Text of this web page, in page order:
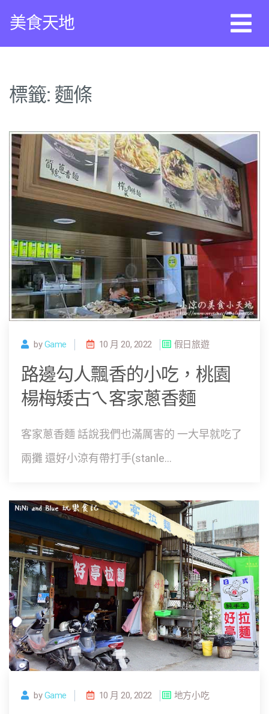
美食天地
標籤: 麵條
byGame 10 月 20, 2022 假日旅遊
路邊勾人飄香的小吃，桃園
楊梅矮古ㄟ客家蔥香麵
客家蔥香麵 話說我們也滿厲害的 一大早就吃了
兩攤 還好小涼有帶打手(stanle...
byGame 10 月 20, 2022 地方小吃